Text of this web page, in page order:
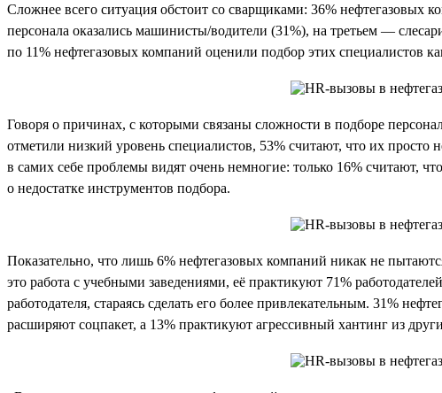
Сложнее всего ситуация обстоит со сварщиками: 36% нефтегазовых
персонала оказались машинисты/водители (31%), на третьем —
по 11% нефтегазовых компаний оценили подбор этих специалистов
Говоря о причинах, с которыми связаны сложности в подборе
отметили низкий уровень специалистов, 53% считают, что их просто
в самих себе проблемы видят очень немногие: только 16% считают,
о недостатке инструментов подбора.
Показательно, что лишь 6% нефтегазовых компаний никак не
это работа с учебными заведениями, её практикуют 71%
работодателя, стараясь сделать его более привлекательным. 31%
расширяют соцпакет, а 13% практикуют агрессивный хантинг из